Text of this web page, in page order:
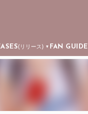
(リリース) ▼ FAN GUIDE